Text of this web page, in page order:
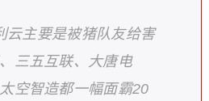
云主要是被猪队友给害
三五互联、大唐电
空智造都一幅面霸20